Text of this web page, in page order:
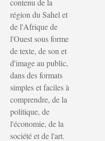
contenu de la
région du Sahel et
de l'Afrique de
l'Ouest sous forme
de texte, de son et
d'image au public,
dans des formats
simples et faciles à
comprendre, de la
politique, de
l'économie, de la
société et de l'art.